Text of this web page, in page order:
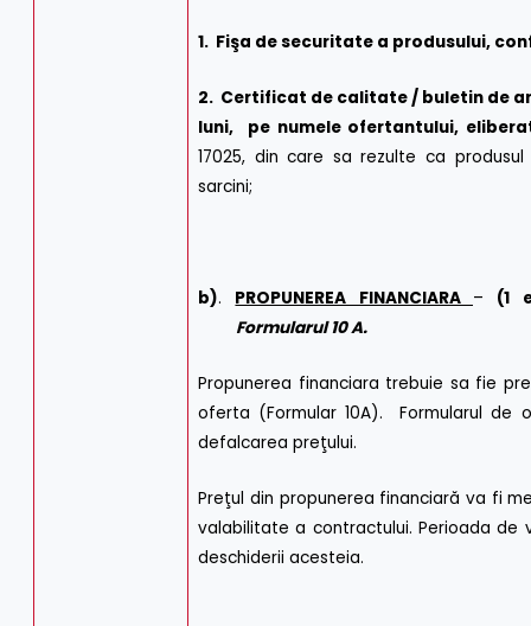
1. Fişa de securitate a produsului,
2. Certificat de calitate / buletin de
luni, pe numele ofertantului,
17025, din care sa rezulte ca
sarcini;
b). PROPUNEREA FINANCIARA – (1
Formularul 10 A.
Propunerea financiara trebuie sa fie
oferta (Formular 10A). Formularul
defalcarea preţului.
Preţul din propunerea financiară va fi
valabilitate a contractului. Perioada
deschiderii acesteia.